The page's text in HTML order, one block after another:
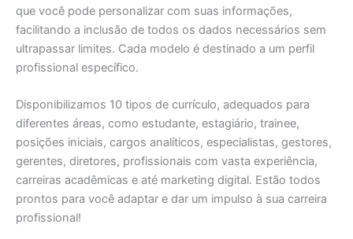
que você pode personalizar com suas informações,
facilitando a inclusão de todos os dados necessários sem
ultrapassar limites. Cada modelo é destinado a um perfil
profissional específico.
Disponibilizamos 10 tipos de currículo, adequados para
diferentes áreas, como estudante, estagiário, trainee,
posições iniciais, cargos analíticos, especialistas, gestores,
gerentes, diretores, profissionais com vasta experiência,
carreiras acadêmicas e até marketing digital. Estão todos
prontos para você adaptar e dar um impulso à sua carreira
profissional!